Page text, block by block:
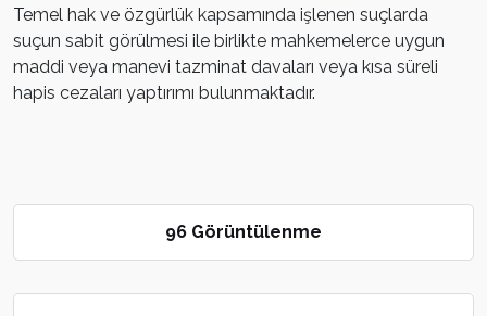
Temel hak ve özgürlük kapsamında işlenen suçlarda
suçun sabit görülmesi ile birlikte mahkemelerce uygun
maddi veya manevi tazminat davaları veya kısa süreli
hapis cezaları yaptırımı bulunmaktadır.
96 Görüntülenme